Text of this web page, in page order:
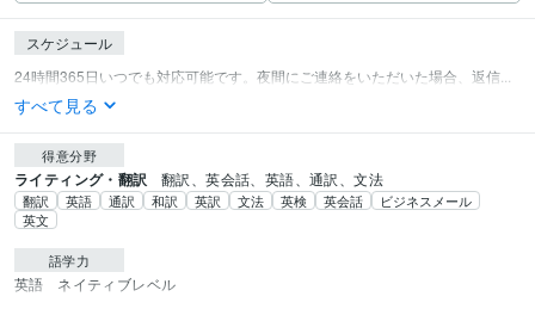
スケジュール
24時間365日いつでも対応可能です。夜間にご連絡をいただいた場合、返信...
すべて見る
得意分野
ライティング・翻訳 翻訳、英会話、英語、通訳、文法
翻訳 英語 通訳 和訳 英訳 文法 英検 英会話
ビジネスメール
英文
語学力
英語 ネイティブレベル